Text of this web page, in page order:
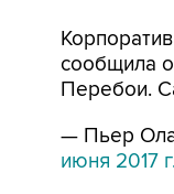
сообщила
Перебои.
— Пьер
июня 2017